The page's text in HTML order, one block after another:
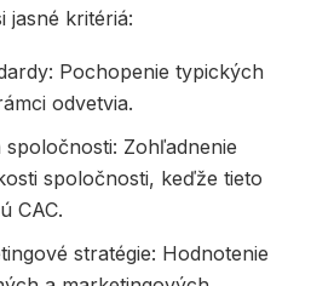
jasné kritériá:
Pochopenie typických
odvetvia.
Zohľadnenie
spoločnosti, keďže tieto
CAC.
stratégie: Hodnotenie